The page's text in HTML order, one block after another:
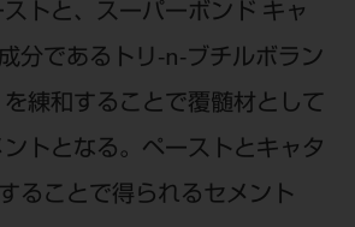
トと、スーパーボンド キャ
分であるトリ-n-ブチルボラン
を練和することで覆髄材として
トとなる。ペーストとキャタ
ることで得られるセメント